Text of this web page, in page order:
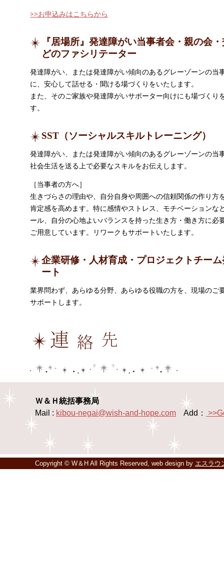
>>お申込みはこちらから
『居場所』発達障がい当事者会・親の会
どのファシリテーター
発達障がい、または発達障がい傾向のあるグレーゾーンの当
に、安心して話せる・聞ける場づくりをいたします。
また、そのご家族や発達障がいサポーター向けにも場づくり
す。
SST（ソーシャルスキルトレーニング）
発達障がい、または発達障がい傾向のあるグレーゾーンの当
社会生活を送る上で必要なスキルをお伝えします。
［当事者の方へ］
生きづらさの理由や、自分自身や周囲への信頼関係の作り方
肯定感を高めます。特に感情やストレス、モチベーションな
ール、自分の心地よいバランスを持った生き方・働き方に必
ご用意しています。リワークもサポートいたします。
企業研修・人材育成・プロジェクトチー
ート
業界問わず、あらゆる分野、あらゆる役職の方を、現場のご
サポートします。
Ｗ＆Ｈ統括事務局
Mail : kibou-negai@wish-and-hope.com Add：
Copyright © W＆H All Rights Reserved, web design by エスラウ